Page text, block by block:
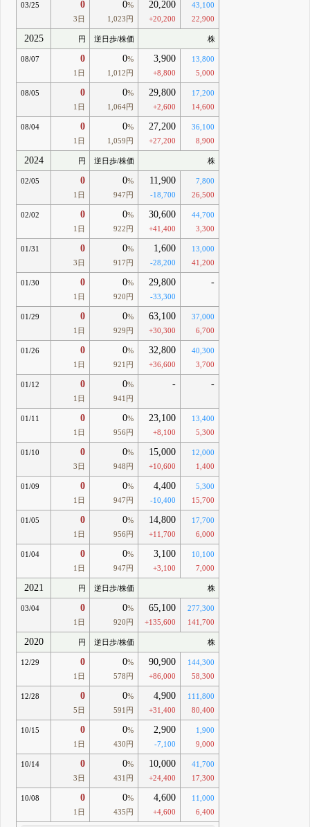
03/25 0
3日
0%
1,023円
20,200
+20,200
43,100
22,900
2025 円 逆日歩/株価 株
08/07 0
1日
0%
1,012円
3,900
+8,800
13,800
5,000
08/05 0
1日
0%
1,064円
29,800
+2,600
17,200
14,600
08/04 0
1日
0%
1,059円
27,200
+27,200
36,100
8,900
2024 円 逆日歩/株価 株
02/05 0
1日
0%
947円
11,900
-18,700
7,800
26,500
02/02 0
1日
0%
922円
30,600
+41,400
44,700
3,300
01/31 0
3日
0%
917円
1,600
-28,200
13,000
41,200
01/30 0
1日
0%
920円
29,800
-33,300
-
01/29 0
1日
0%
929円
63,100
+30,300
37,000
6,700
01/26 0
1日
0%
921円
32,800
+36,600
40,300
3,700
01/12 0
1日
0%
941円
- -
01/11 0
1日
0%
956円
23,100
+8,100
13,400
5,300
01/10 0
3日
0%
948円
15,000
+10,600
12,000
1,400
01/09 0
1日
0%
947円
4,400
-10,400
5,300
15,700
01/05 0
1日
0%
956円
14,800
+11,700
17,700
6,000
01/04 0
1日
0%
947円
3,100
+3,100
10,100
7,000
2021 円 逆日歩/株価 株
03/04 0
1日
0%
920円
65,100
+135,600
277,300
141,700
2020 円 逆日歩/株価 株
12/29 0
1日
0%
578円
90,900
+86,000
144,300
58,300
12/28 0
5日
0%
591円
4,900
+31,400
111,800
80,400
10/15 0
1日
0%
430円
2,900
-7,100
1,900
9,000
10/14 0
3日
0%
431円
10,000
+24,400
41,700
17,300
10/08 0
1日
0%
435円
4,600
+4,600
11,000
6,400